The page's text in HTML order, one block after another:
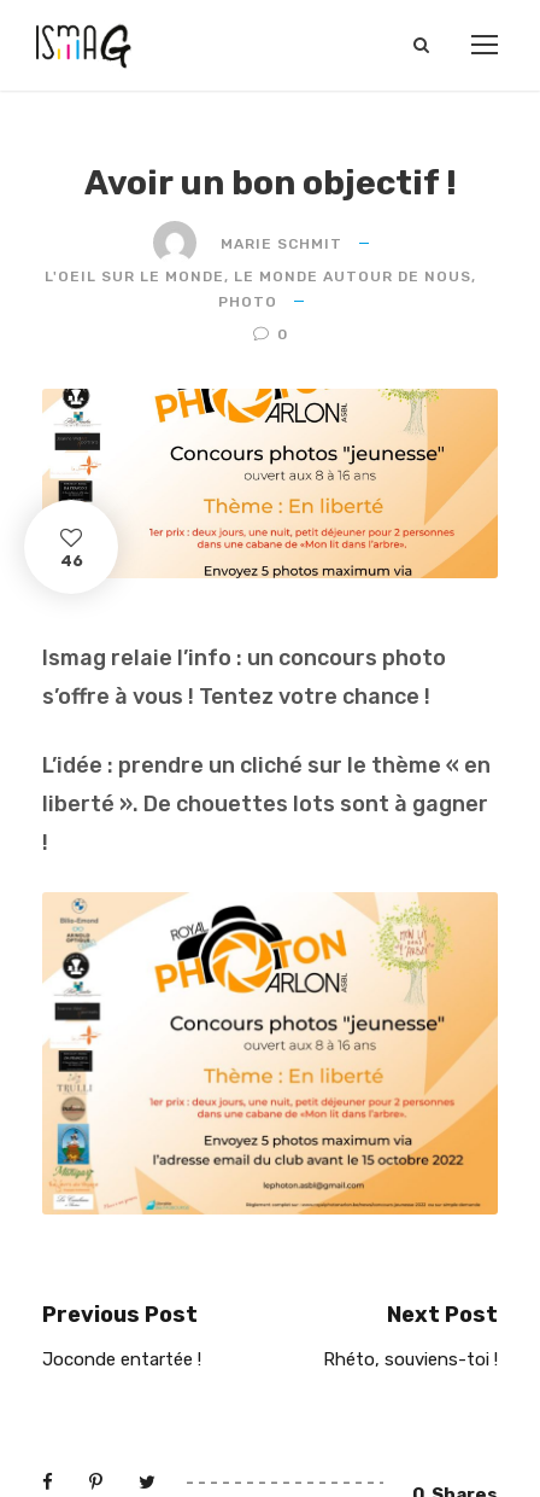
Avoir un bon objectif !
MARIE SCHMIT
L'OEIL SUR LE MONDE, LE MONDE AUTOUR DE NOUS,
PHOTO
0
46
Ismag relaie l’info : un concours photo
s’offre à vous ! Tentez votre chance !
L’idée : prendre un cliché sur le thème « en
liberté ». De chouettes lots sont à gagner
!
Previous Post
Joconde entartée !
Next Post
Rhéto, souviens-toi !